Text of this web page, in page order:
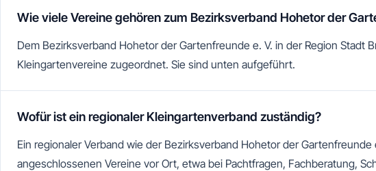
Wie viele Vereine gehören zum Bezirksverband Hohetor der
Dem Bezirksverband Hohetor der Gartenfreunde e. V. in der Region Stadt
Kleingartenvereine zugeordnet. Sie sind unten aufgeführt.
Wofür ist ein regionaler Kleingartenverband zuständig?
Ein regionaler Verband wie der Bezirksverband Hohetor der
angeschlossenen Vereine vor Ort, etwa bei Pachtfragen, Fachberatung,